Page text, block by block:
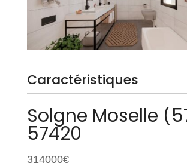
Caractéristiques
Solgne Moselle
57420
314000€